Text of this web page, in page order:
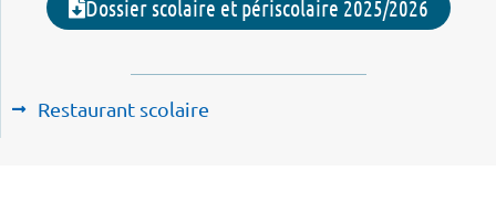
Dossier scolaire et périscolaire 2025/2026
Restaurant scolaire